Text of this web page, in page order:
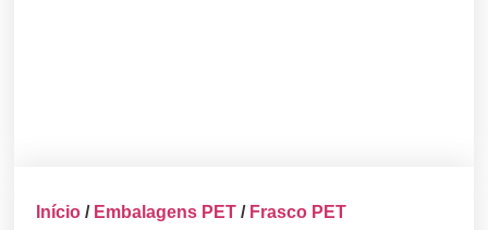
Início / Embalagens PET / Frasco PET